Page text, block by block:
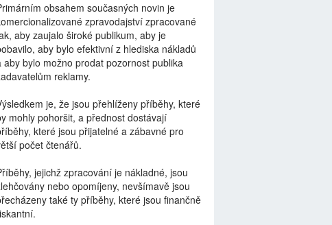
obsahem současných novin je
zpravodajství zpracované
aby zaujalo široké publikum, aby je
aby bylo efektivní z hlediska nákladů
aby bylo možno prodat pozornost publika
reklamy.
je, že jsou přehlíženy příběhy, které
mohly pohoršit, a přednost dostávají
které jsou přijatelné a zábavné pro
počet čtenářů.
jejichž zpracování je nákladné, jsou
nebo opomíjeny, nevšímavě jsou
také ty příběhy, které jsou finančně